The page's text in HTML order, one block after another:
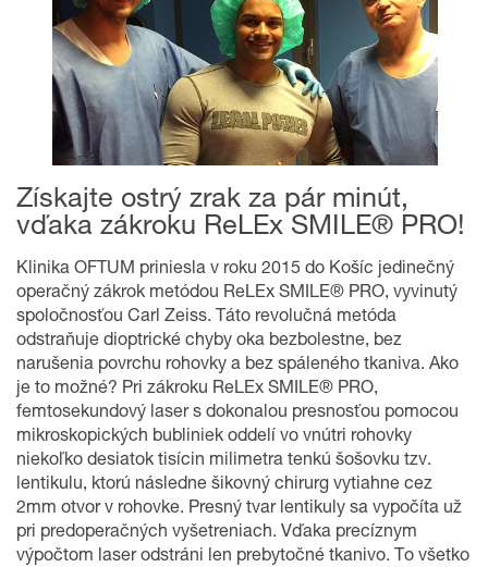
Získajte ostrý zrak za pár minút,
vďaka zákroku ReLEx SMILE® PRO!
Klinika OFTUM priniesla v roku 2015 do Košíc jedinečný
operačný zákrok metódou ReLEx SMILE® PRO, vyvinutý
spoločnosťou Carl Zeiss. Táto revolučná metóda
odstraňuje dioptrické chyby oka bezbolestne, bez
narušenia povrchu rohovky a bez spáleného tkaniva. Ako
je to možné? Pri zákroku ReLEx SMILE® PRO,
femtosekundový laser s dokonalou presnosťou pomocou
mikroskopických bubliniek oddelí vo vnútri rohovky
niekoľko desiatok tisícin milimetra tenkú šošovku tzv.
lentikulu, ktorú následne šikovný chirurg vytiahne cez
2mm otvor v rohovke. Presný tvar lentikuly sa vypočíta už
pri predoperačných vyšetreniach. Vďaka precíznym
výpočtom laser odstráni len prebytočné tkanivo. To všetko